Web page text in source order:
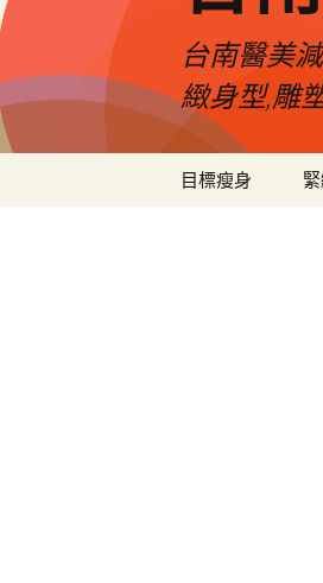
台南醫美
緻身型,雕
目標瘦身